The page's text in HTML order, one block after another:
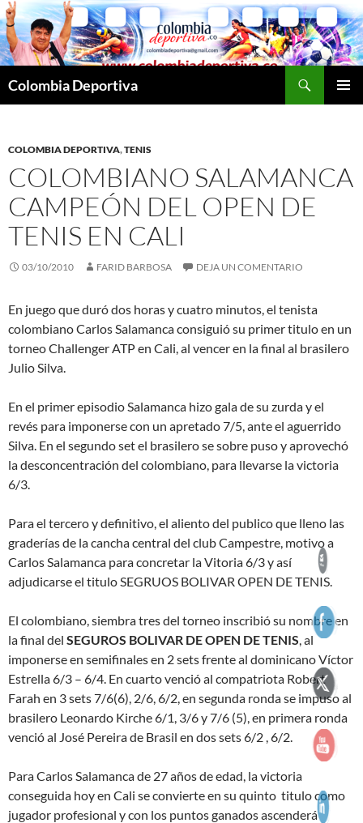
Saltar
al
contenido
Colombia Deportiva
COLOMBIA DEPORTIVA,TENIS
COLOMBIANO SALAMANCA
CAMPEÓN DEL OPEN DE
TENIS EN CALI
03/10/2010 FARID BARBOSA DEJA UN COMENTARIO
En juego que duró dos horas y cuatro minutos, el tenista
colombiano Carlos Salamanca consiguió su primer titulo en un
torneo Challenger ATP en Cali, al vencer en la final al brasilero
Julio Silva.
En el primer episodio Salamanca hizo gala de su zurda y el
revés para imponerse con un apretado 7/5, ante el aguerrido
Silva. En el segundo set el brasilero se sobre puso y aprovechó
la desconcentración del colombiano, para llevarse la victoria
6/3.
Para el tercero y definitivo, el aliento del publico que lleno las
graderías de la cancha central del club Campestre, motivo a
Carlos Salamanca para concretar la Vitoria 6/3 y así
adjudicarse el titulo SEGRUOS BOLIVAR OPEN DE TENIS.
El colombiano, siembra tres del torneo inscribió su nombre en
la final del SEGUROS BOLIVAR DE OPEN DE TENIS , al
imponerse en semifinales en 2 sets frente al dominicano Víctor
Estrella 6/3 – 6/4. En cuarto venció al compatriota Robert
Farah en 3 sets 7/6(6), 2/6, 6/2, en segunda ronda se impuso al
brasilero Leonardo Kirche 6/1, 3/6 y 7/6 (5), en primera ronda
venció al José Pereira de Brasil en dos sets 6/2 , 6/2.
Para Carlos Salamanca de 27 años de edad, la victoria
conseguida hoy en Cali se convierte en su quinto titulo como
jugador profesional y con los puntos ganados ascenderá